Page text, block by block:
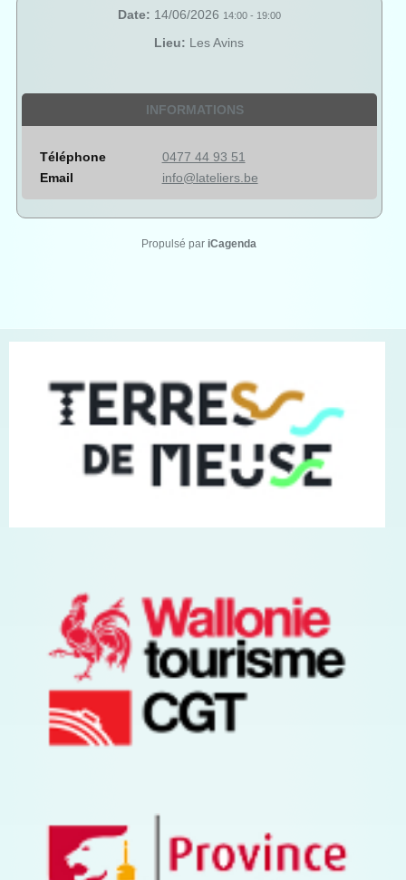
Date: 14/06/2026 14:00- 19:00
Lieu: Les Avins
INFORMATIONS
Téléphone
0477 44 93 51
Email
info@lateliers.be
Propulsé par iCagenda